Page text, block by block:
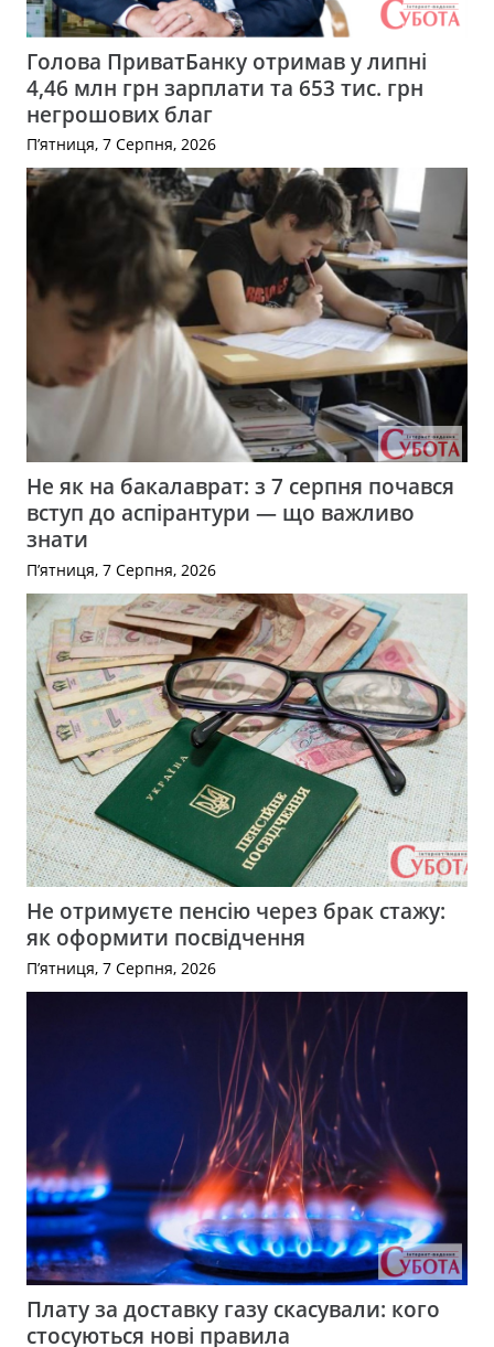
Голова ПриватБанку отримав у липні
4,46 млн грн зарплати та 653 тис. грн
негрошових благ
П’ятниця, 7 Серпня, 2026
Не як на бакалаврат: з 7 серпня почався
вступ до аспірантури — що важливо
знати
П’ятниця, 7 Серпня, 2026
Не отримуєте пенсію через брак стажу:
як оформити посвідчення
П’ятниця, 7 Серпня, 2026
Плату за доставку газу скасували: кого
стосуються нові правила